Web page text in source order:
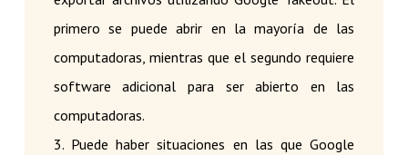
primero se puede abrir en la mayoría de las
computadoras, mientras que el segundo requiere
software adicional para ser abierto en las
computadoras.
3. Puede haber situaciones en las que Google